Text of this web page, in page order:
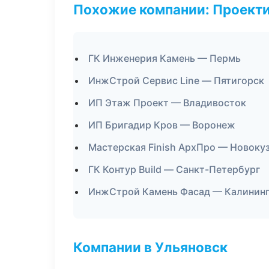
Похожие компании:
ГК Инженерия Камень — Пермь
ИнжСтрой Сервис Line — Пятигорск
ИП Этаж Проект — Владивосток
ИП Бригадир Кров — Воронеж
Мастерская Finish АрхПро —
ГК Контур Build — Санкт-Петербург
ИнжСтрой Камень Фасад —
Компании в Ульяновск